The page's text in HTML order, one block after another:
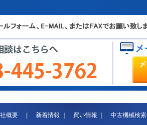
概要｜新着情報｜買い情報｜中古機械検索